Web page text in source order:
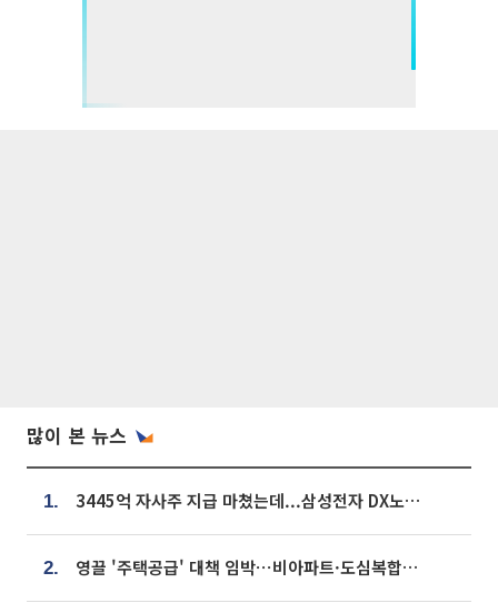
많이 본 뉴스
1. 3445억 자사주 지급 마쳤는데...삼성전자 DX노조, 뒤늦은 '떼쓰기 집회'
2. 영끌 '주택공급' 대책 임박⋯비아파트·도심복합까지 총동원